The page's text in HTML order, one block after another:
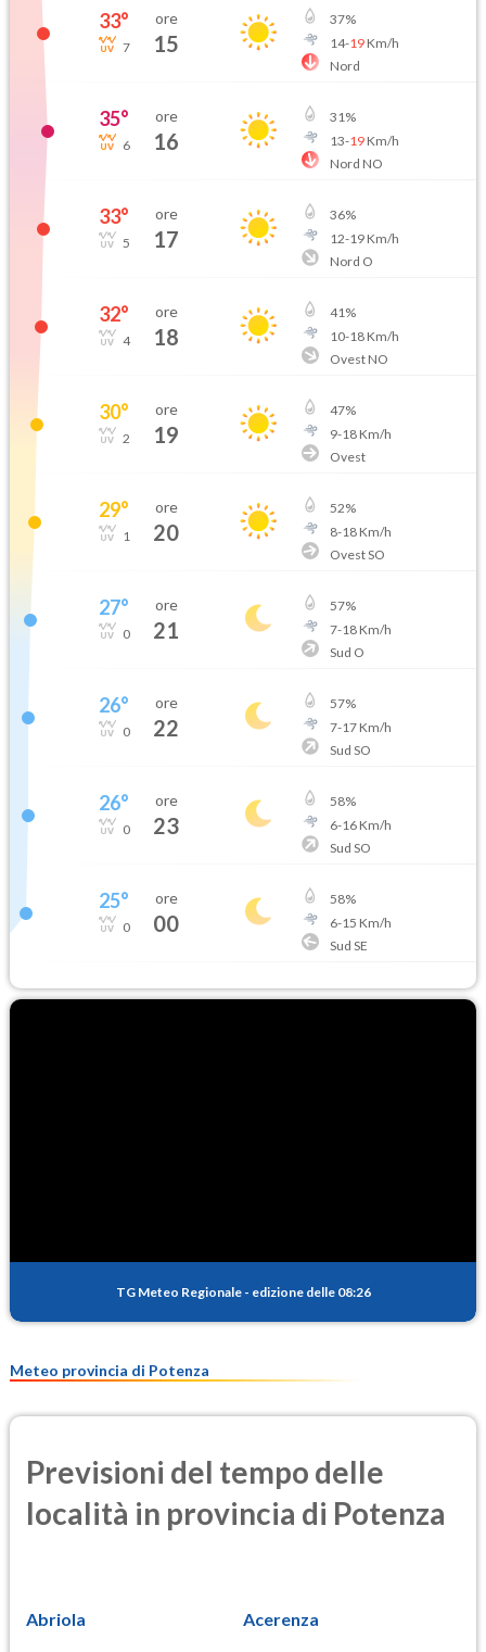
33°
7
ore
15
37%
14-19Km/h
Nord
35°
6
ore
16
31%
13-19Km/h
Nord NO
33°
5
ore
17
36%
12-19Km/h
Nord O
32°
4
ore
18
41%
10-18Km/h
Ovest NO
30°
2
ore
19
47%
9-18Km/h
Ovest
29°
1
ore
20
52%
8-18Km/h
Ovest SO
27°
0
ore
21
57%
7-18Km/h
Sud O
26°
0
ore
22
57%
7-17Km/h
Sud SO
26°
0
ore
23
58%
6-16Km/h
Sud SO
25°
0
ore
00
58%
6-15 Km/h
Sud SE
TG Meteo Regionale - edizione delle 08:26
Meteo provincia di Potenza
Previsioni del tempo delle
località in provincia di Potenza
Abriola Acerenza